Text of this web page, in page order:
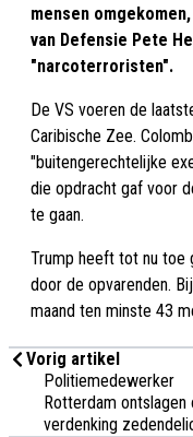
mensen
van Defensie Pete
"narcoterroristen".
De VS voeren de
Caribische Zee.
"buitengerechtelijke
die opdracht gaf voor
te gaan.
Trump heeft tot nu toe
door de opvarenden.
maand ten minste 43
Vorig artikel
Politiemedewerker
Rotterdam ontslagen
verdenking